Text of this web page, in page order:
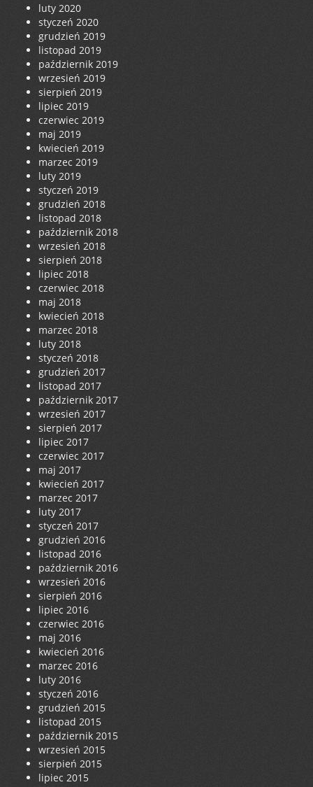
luty 2020
styczeń 2020
grudzień 2019
listopad 2019
październik 2019
wrzesień 2019
sierpień 2019
lipiec 2019
czerwiec 2019
maj 2019
kwiecień 2019
marzec 2019
luty 2019
styczeń 2019
grudzień 2018
listopad 2018
październik 2018
wrzesień 2018
sierpień 2018
lipiec 2018
czerwiec 2018
maj 2018
kwiecień 2018
marzec 2018
luty 2018
styczeń 2018
grudzień 2017
listopad 2017
październik 2017
wrzesień 2017
sierpień 2017
lipiec 2017
czerwiec 2017
maj 2017
kwiecień 2017
marzec 2017
luty 2017
styczeń 2017
grudzień 2016
listopad 2016
październik 2016
wrzesień 2016
sierpień 2016
lipiec 2016
czerwiec 2016
maj 2016
kwiecień 2016
marzec 2016
luty 2016
styczeń 2016
grudzień 2015
listopad 2015
październik 2015
wrzesień 2015
sierpień 2015
lipiec 2015